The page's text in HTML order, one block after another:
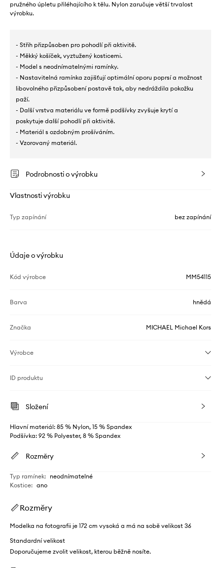
pružného úpletu přiléhajícího k tělu. Nylon zaručuje větší trvalost
výrobku.
- Střih přizpůsoben pro pohodlí při aktivitě.
- Měkký košíček, vyztužený kosticemi.
- Model s neodnímatelnými ramínky.
- Nastavitelná ramínka zajišťují optimální oporu poprsí a možnost
libovolného přizpůsobení postavě tak, aby nedráždila pokožku
paží.
- Další vrstva materiálu ve formě podšívky zvyšuje krytí a
poskytuje další pohodlí při aktivitě.
- Materiál s ozdobným prošíváním.
- Vzorovaný materiál.
Podrobnosti o výrobku
Vlastnosti výrobku
Typ zapínání bez zapínání
Údaje o výrobku
Kód výrobce MM54115
Barva hnědá
Značka MICHAEL Michael Kors
Výrobce
ID produktu
Složení
Hlavní materiál: 85 % Nylon, 15 % Spandex
Podšívka: 92 % Polyester, 8 % Spandex
Rozměry
Typ ramínek: neodnímatelné
Kostice: ano
Rozměry
Modelka na fotografii je 172 cm vysoká a má na sobě velikost 36
Standardní velikost
Doporučujeme zvolit velikost, kterou běžně nosíte.